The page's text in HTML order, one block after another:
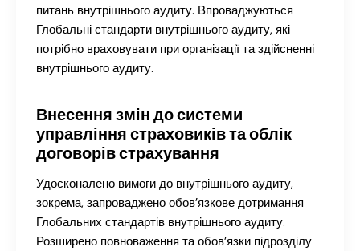
питань внутрішнього аудиту. Впроваджуються
Глобальні стандарти внутрішнього аудиту, які
потрібно враховувати при організації та здійсненні
внутрішнього аудиту.
Внесення змін до системи
управління страховиків та облік
договорів страхування
Удосконалено вимоги до внутрішнього аудиту,
зокрема, запроваджено обов’язкове дотримання
Глобальних стандартів внутрішнього аудиту.
Розширено повноваження та обов’язки підрозділу